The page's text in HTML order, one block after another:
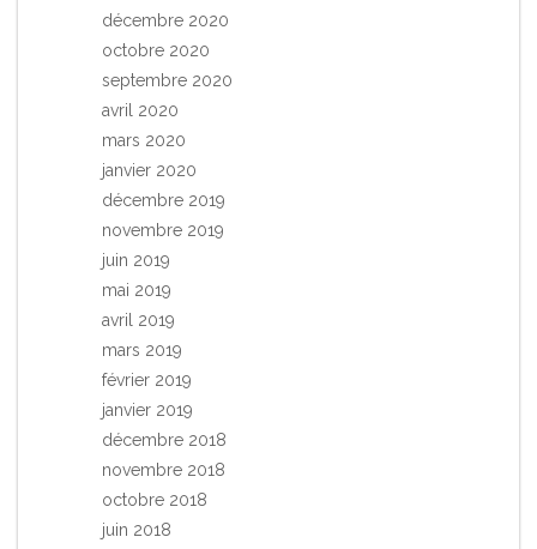
décembre 2020
octobre 2020
septembre 2020
avril 2020
mars 2020
janvier 2020
décembre 2019
novembre 2019
juin 2019
mai 2019
avril 2019
mars 2019
février 2019
janvier 2019
décembre 2018
novembre 2018
octobre 2018
juin 2018